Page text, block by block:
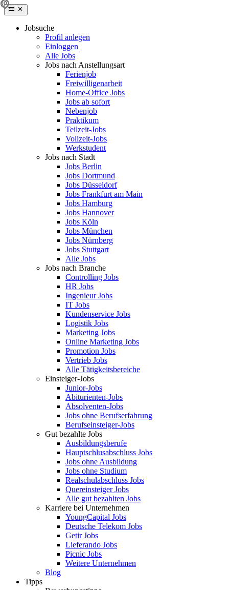
Jobsuche
Profil anlegen
Einloggen
Alle Jobs
Jobs nach Anstellungsart
Ferienjob
Freiwilligenarbeit
Home-Office Jobs
Jobs ab sofort
Nebenjob
Praktikum
Teilzeit-Jobs
Vollzeit-Jobs
Werkstudent
Jobs nach Stadt
Jobs Berlin
Jobs Dortmund
Jobs Düsseldorf
Jobs Frankfurt am Main
Jobs Hamburg
Jobs Hannover
Jobs Köln
Jobs München
Jobs Nürnberg
Jobs Stuttgart
Alle Jobs
Jobs nach Branche
Controlling Jobs
HR Jobs
Ingenieur Jobs
IT Jobs
Kundenservice Jobs
Logistik Jobs
Marketing Jobs
Online Marketing Jobs
Promotion Jobs
Vertrieb Jobs
Alle Tätigkeitsbereiche
Einsteiger-Jobs
Junior-Jobs
Abiturienten-Jobs
Absolventen-Jobs
Jobs ohne Berufserfahrung
Berufseinsteiger-Jobs
Gut bezahlte Jobs
Ausbildungsberufe
Hauptschlusabschluss Jobs
Jobs ohne Ausbildung
Jobs ohne Studium
Realschulabschluss Jobs
Quereinsteiger Jobs
Alle gut bezahlten Jobs
Karriere bei Unternehmen
YoungCapital Jobs
Deutsche Telekom Jobs
Getir Jobs
Lieferando Jobs
Picnic Jobs
Weitere Unternehmen
Blog
Tipps